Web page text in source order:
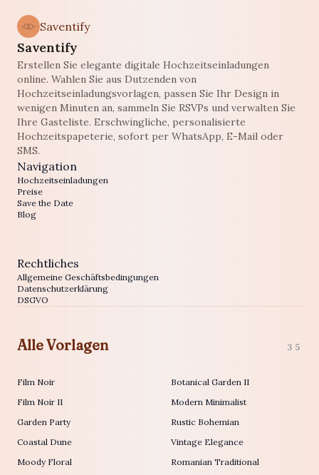
Saventify
Saventify
Erstellen Sie elegante digitale Hochzeitseinladungen
online. Wahlen Sie aus Dutzenden von
Hochzeitseinladungsvorlagen, passen Sie Ihr Design in
wenigen Minuten an, sammeln Sie RSVPs und verwalten Sie
Ihre Gasteliste. Erschwingliche, personalisierte
Hochzeitspapeterie, sofort per WhatsApp, E-Mail oder
SMS.
Navigation
Hochzeitseinladungen
Preise
Save the Date
Blog
Rechtliches
Allgemeine Geschäftsbedingungen
Datenschutzerklärung
DSGVO
Alle Vorlagen 35
Film Noir
Film Noir II
Garden Party
Coastal Dune
Moody Floral
Botanical Garden II
Modern Minimalist
Rustic Bohemian
Vintage Elegance
Romanian Traditional